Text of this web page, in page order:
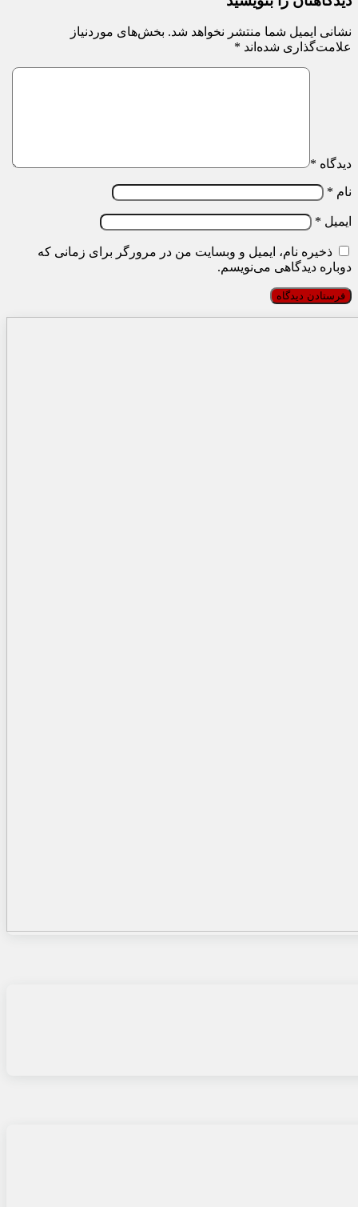
نشانی ایمیل شما منتشر نخواهد شد. بخش‌های موردنیاز
علامت‌گذاری شده‌اند *
دیدگاه *
نام *
ایمیل *
ذخیره نام، ایمیل و وبسایت من در مرورگر برای زمانی که
دوباره دیدگاهی می‌نویسم.